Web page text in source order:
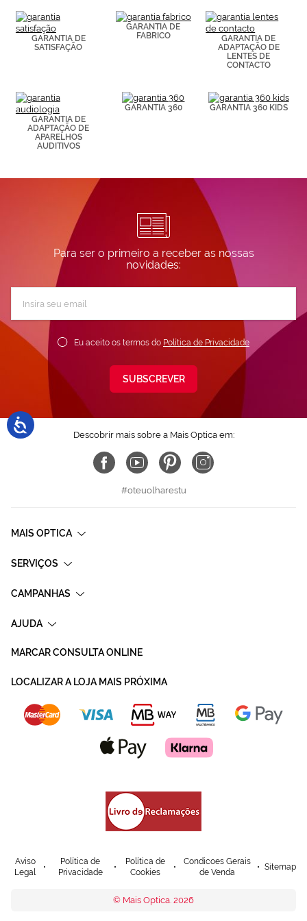
de páginas
visitadas).
Puedes
consultar más
Cookies.
GARANTIA DE
SATISFAÇÃO
GARANTIA DE
FABRICO
GARANTIA DE
ADAPTAÇÃO DE
LENTES DE
CONTACTO
GARANTIA DE
ADAPTAÇÃO DE
APARELHOS
AUDITIVOS
GARANTIA 360 GARANTIA 360 KIDS
Para ser o primeiro a receber as nossas
novidades:
Newsletter:
Eu aceito os termos do Política de Privacidade
SUBSCREVER
Descobrir mais sobre a Mais Optica em:
#oteuolharestu
MAIS OPTICA
SERVIÇOS
CAMPANHAS
AJUDA
MARCAR CONSULTA ONLINE
LOCALIZAR A LOJA MAIS PRÓXIMA
Aviso
Legal
Política de
Privacidade
Política de
Cookies
Condicoes Gerais
de Venda
Sitemap
© Mais Optica. 2026